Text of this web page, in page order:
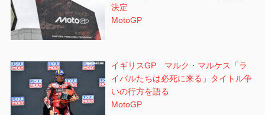
決定
MotoGP
イギリスGP マルク・マルケス「ラ
イバルたちは必死に来る」タイトル争
いの行方を語る
MotoGP